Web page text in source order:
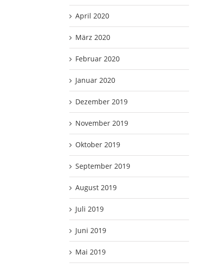
April 2020
März 2020
Februar 2020
Januar 2020
Dezember 2019
November 2019
Oktober 2019
September 2019
August 2019
Juli 2019
Juni 2019
Mai 2019